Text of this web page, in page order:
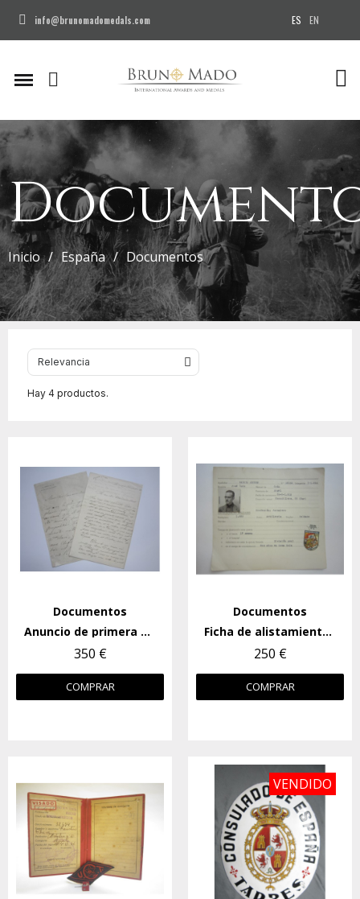
info@brunomadomedals.com ES EN
Inicio España Documentos
Hay 4 productos.
Documentos
Anuncio de primera concesión de MM a militar extranjero
350 €
COMPRAR
Documentos
Ficha de alistamiento en la División Azul
250 €
COMPRAR
VENDIDO